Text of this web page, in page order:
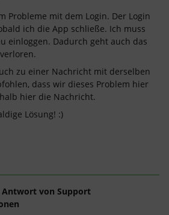
Probleme mit dem Login. Der Login
ich die App schließe. Ich muss
einloggen. Dadurch geht auch das
zu einer Nachricht mit derselben
dass wir dieses Problem hier
hier die Nachricht.
Lösung! :)
Antwort von Support